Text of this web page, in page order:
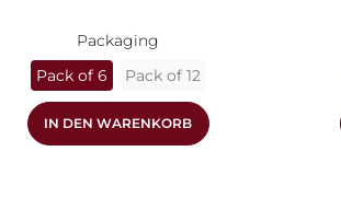
Packaging
Pack of 6
Pack of 12
IN DEN WARENKORB